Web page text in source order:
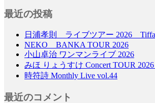
最近の投稿
日浦孝則 ライブツアー 2026
NEKO BANKA TOUR 2026
小山卓治 ワンマンライブ 2026
みほ りょうすけ Concert TOUR
時符詩 Monthly Live vol.44
最近のコメント